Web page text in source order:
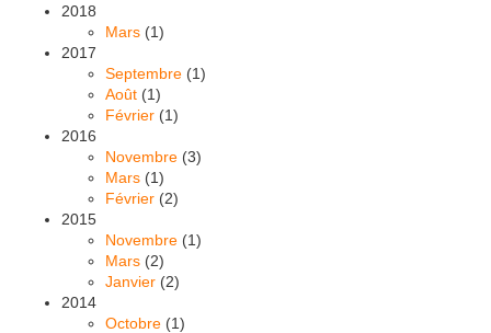
2018
Mars (1)
2017
Septembre (1)
Août (1)
Février (1)
2016
Novembre (3)
Mars (1)
Février (2)
2015
Novembre (1)
Mars (2)
Janvier (2)
2014
Octobre (1)